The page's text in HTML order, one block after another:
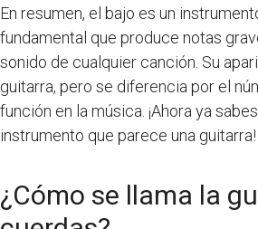
En resumen, el bajo es un
fundamental que produce notas
sonido de cualquier canción. Su
guitarra, pero se diferencia por el
función en la música. ¡Ahora ya
instrumento que parece una guitarra!
¿Cómo se llama la